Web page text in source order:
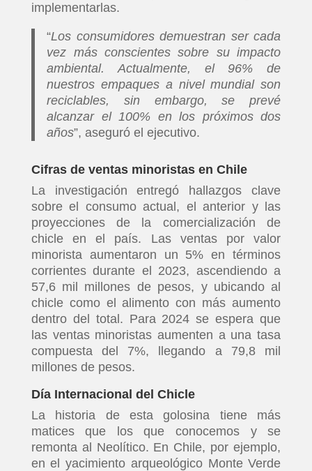
implementarlas.
“Los consumidores demuestran ser cada
vez más conscientes sobre su impacto
ambiental. Actualmente, el 96% de
nuestros empaques a nivel mundial son
reciclables, sin embargo, se prevé
alcanzar el 100% en los próximos dos
años”, aseguró el ejecutivo.
Cifras de ventas minoristas en Chile
La investigación entregó hallazgos clave
sobre el consumo actual, el anterior y las
proyecciones de la comercialización de
chicle en el país. Las ventas por valor
minorista aumentaron un 5% en términos
corrientes durante el 2023, ascendiendo a
57,6 mil millones de pesos, y ubicando al
chicle como el alimento con más aumento
dentro del total. Para 2024 se espera que
las ventas minoristas aumenten a una tasa
compuesta del 7%, llegando a 79,8 mil
millones de pesos.
Día Internacional del Chicle
La historia de esta golosina tiene más
matices que los que conocemos y se
remonta al Neolítico. En Chile, por ejemplo,
en el yacimiento arqueológico Monte Verde